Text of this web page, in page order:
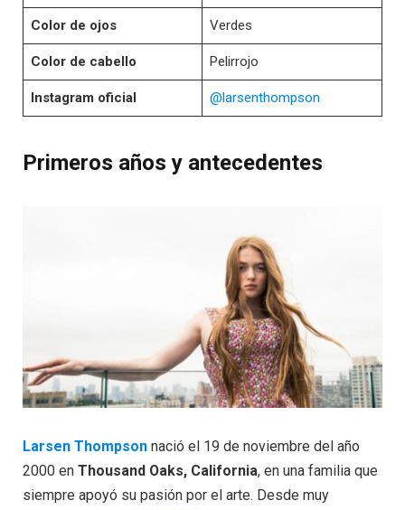
Color de ojos Verdes
Color de cabello Pelirrojo
Instagram oficial @larsenthompson
Primeros años y antecedentes
Larsen Thompson nació el 19 de noviembre del año
2000 en Thousand Oaks, California, en una familia que
siempre apoyó su pasión por el arte. Desde muy